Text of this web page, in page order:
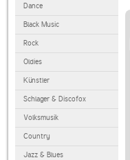
Dance
Black Music
Rock
Oldies
Künstler
Schlager & Discofox
Volksmusik
Country
Jazz & Blues